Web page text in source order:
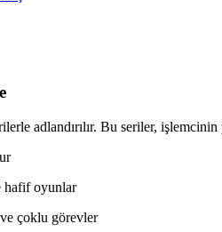
adlandırılır. Bu seriler, işlemcinin
hafif oyunlar
çoklu görevler